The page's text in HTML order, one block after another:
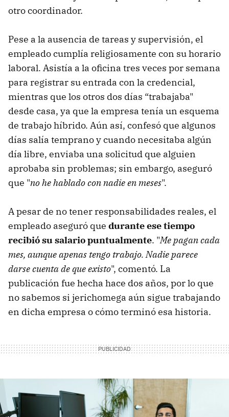
otro coordinador.
Pese a la ausencia de tareas y supervisión, el
empleado cumplía religiosamente con su horario
laboral. Asistía a la oficina tres veces por semana
para registrar su entrada con la credencial,
mientras que los otros dos días “trabajaba"
desde casa, ya que la empresa tenía un esquema
de trabajo híbrido. Aún así, confesó que algunos
días salía temprano y cuando necesitaba algún
día libre, enviaba una solicitud que alguien
aprobaba sin problemas; sin embargo, aseguró
que "no he hablado con nadie en meses".
A pesar de no tener responsabilidades reales, el
empleado aseguró que durante ese tiempo
recibió su salario puntualmente. "Me pagan cada
mes, aunque apenas tengo trabajo. Nadie parece
darse cuenta de que existo", comentó. La
publicación fue hecha hace dos años, por lo que
no sabemos si jerichomega aún sigue trabajando
en dicha empresa o cómo terminó esa historia.